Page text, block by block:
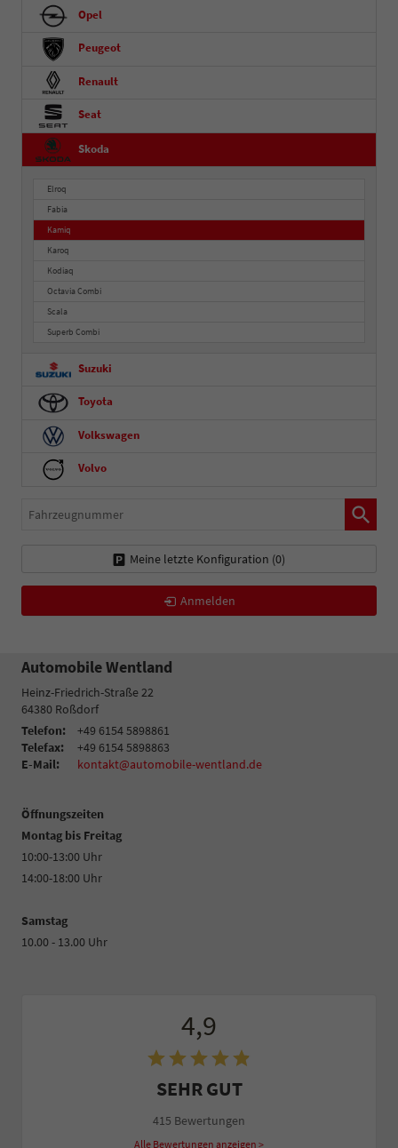
Opel
Peugeot
Renault
Seat
Skoda
Elroq
Fabia
Kamiq
Karoq
Kodiaq
Octavia Combi
Scala
Superb Combi
Suzuki
Toyota
Volkswagen
Volvo
Fahrzeugnummer
Meine letzte Konfiguration (0)
Anmelden
Automobile Wentland
Heinz-Friedrich-Straße 22
64380 Roßdorf
Telefon:
+49 6154 5898861
Telefax:
+49 6154 5898863
E-Mail:
kontakt@automobile-wentland.de
Öffnungszeiten
Montag bis Freitag
10:00-13:00 Uhr
14:00-18:00 Uhr
Samstag
10.00 - 13.00 Uhr
4,9
SEHR GUT
415 Bewertungen
Alle Bewertungen anzeigen >